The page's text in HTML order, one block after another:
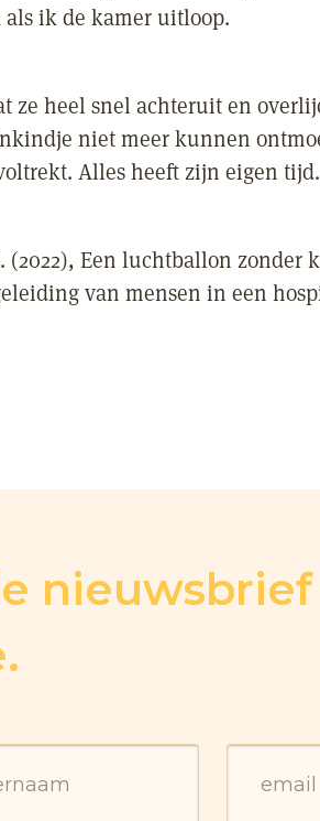
ik de kamer uitloop.
ze heel snel achteruit en
niet meer kunnen
Alles heeft zijn eigen tijd.
(2022), Een luchtballon zonder
van mensen in een
nieuwsbrief